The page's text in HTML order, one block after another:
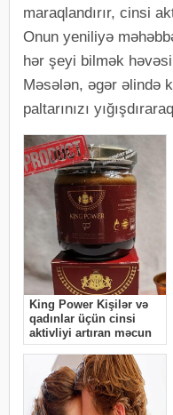
maraqlandırır, cinsi
Onun yeniliyə
hər şeyi bilmək
Məsələn, əgər əlində
paltarınızı